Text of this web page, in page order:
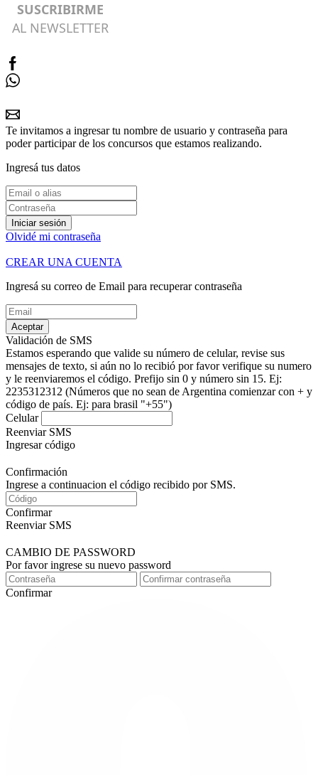
SUSCRIBIRME
AL NEWSLETTER
Te invitamos a ingresar tu nombre de usuario y contraseña para
poder participar de los concursos que estamos realizando.
Ingresá tus datos
Iniciar sesión
Olvidé mi contraseña
CREAR UNA CUENTA
Ingresá su correo de Email para recuperar contraseña
Aceptar
Validación de SMS
Estamos esperando que valide su número de celular, revise sus
mensajes de texto, si aún no lo recibió por favor verifique su numero
y le reenviaremos el código. Prefijo sin 0 y número sin 15. Ej:
2235312312 (Números que no sean de Argentina comienzar con + y
código de país. Ej: para brasil "+55")
Celular
Reenviar SMS
Ingresar código
Confirmación
Ingrese a continuacion el código recibido por SMS.
Confirmar
Reenviar SMS
CAMBIO DE PASSWORD
Por favor ingrese su nuevo password
Confirmar